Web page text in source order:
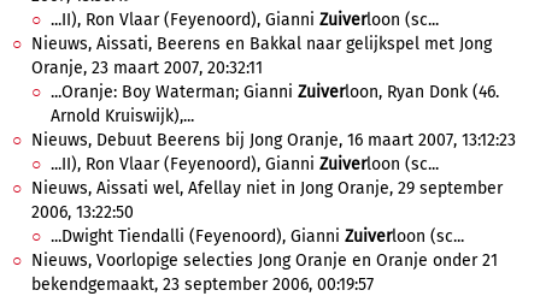
...II), Ron Vlaar (Feyenoord), Gianni Zuiverloon (sc...
Nieuws, Aissati, Beerens en Bakkal naar gelijkspel met Jong
Oranje, 23 maart 2007, 20:32:11
...Oranje: Boy Waterman; Gianni Zuiverloon, Ryan Donk (46.
Arnold Kruiswijk),...
Nieuws, Debuut Beerens bij Jong Oranje, 16 maart 2007, 13:12:23
...II), Ron Vlaar (Feyenoord), Gianni Zuiverloon (sc...
Nieuws, Aissati wel, Afellay niet in Jong Oranje, 29 september
2006, 13:22:50
...Dwight Tiendalli (Feyenoord), Gianni Zuiverloon (sc...
Nieuws, Voorlopige selecties Jong Oranje en Oranje onder 21
bekendgemaakt, 23 september 2006, 00:19:57